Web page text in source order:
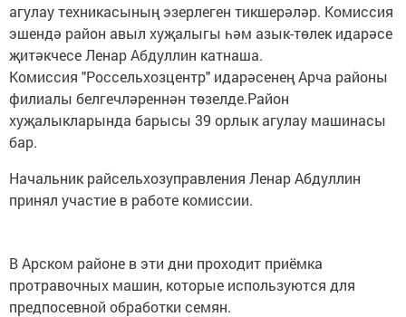
агулау техникасының эзерлеген тикшерәләр. Комиссия
эшендә район авыл хуҗалыгы һәм азык-төлек идарәсе
җитәкчесе Ленар Абдуллин катнаша.
Комиссия "Россельхозцентр" идарәсенең Арча районы
филиалы белгечләреннән төзелде.Район
хуҗалыкларында барысы 39 орлык агулау машинасы
бар.
Начальник райсельхозуправления Ленар Абдуллин
принял участие в работе комиссии.
В Арском районе в эти дни проходит приёмка
протравочных машин, которые используются для
предпосевной обработки семян.